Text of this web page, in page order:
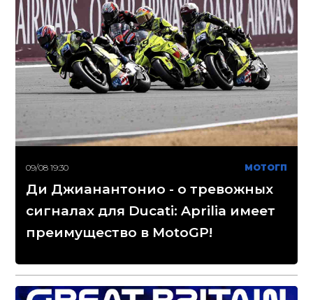
09/08 19:30 МОТОГП
Ди Джианантонио - о тревожных
сигналах для Ducati: Aprilia имеет
преимущество в MotoGP!